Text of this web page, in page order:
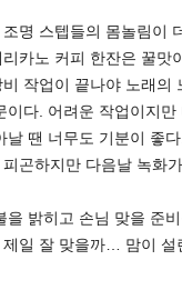
명 스텝들의 몸놀림이
카노 커피 한잔은 꿀맛
작업이 끝나야 노래의
이다. 어려운 작업이지
날 땐 너무도 기분이 좋
곤하지만 다음날 녹화
을 밝히고 손님 맞을 준
일 잘 맞을까… 맘이 설